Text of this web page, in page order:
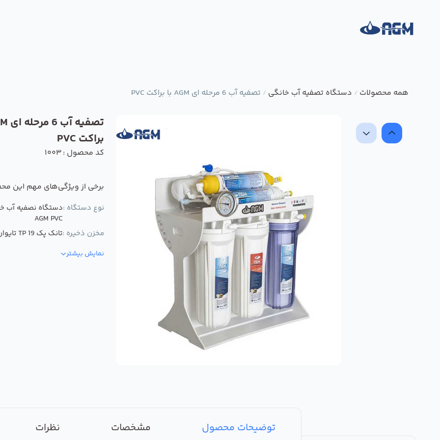
همه محصولات / دستگاه تصفیه آب خانگی / تصفیه آب 6 مرحله ای AGM با براکت PVC
براکت PVC
کد محصول : 1003
برخی از ویژگی‌های مهم این
نوع دستگاه :دستگاه نصفیه آب
AGM PVC
مخزن ذخیره :تانک پک TP 19 تایوان
نمایش بیشتر
توضیحات محصول مشخصات نظرات